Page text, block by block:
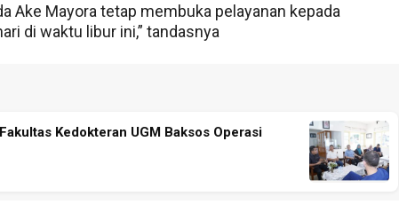
Ake Mayora tetap membuka pelayanan kepada
di waktu libur ini,” tandasnya
Kedokteran UGM Baksos Operasi